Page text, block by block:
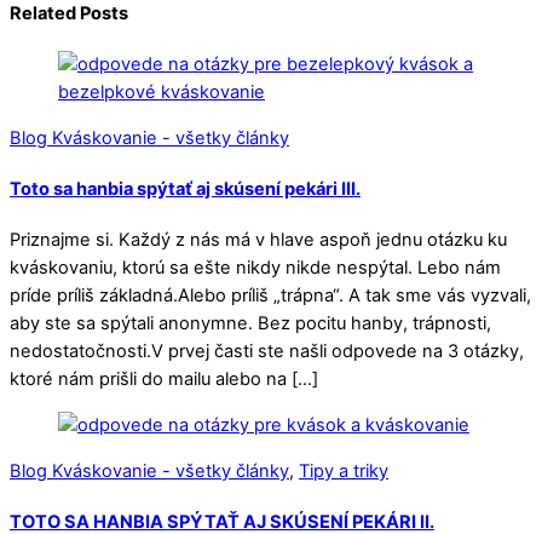
Related Posts
Blog Kváskovanie - všetky články
Toto sa hanbia spýtať aj skúsení pekári III.
Priznajme si. Každý z nás má v hlave aspoň jednu otázku ku
kváskovaniu, ktorú sa ešte nikdy nikde nespýtal. Lebo nám
príde príliš základná.Alebo príliš „trápna“. A tak sme vás vyzvali,
aby ste sa spýtali anonymne. Bez pocitu hanby, trápnosti,
nedostatočnosti.V prvej časti ste našli odpovede na 3 otázky,
ktoré nám prišli do mailu alebo na […]
Blog Kváskovanie - všetky články, Tipy a triky
TOTO SA HANBIA SPÝTAŤ AJ SKÚSENÍ PEKÁRI II.